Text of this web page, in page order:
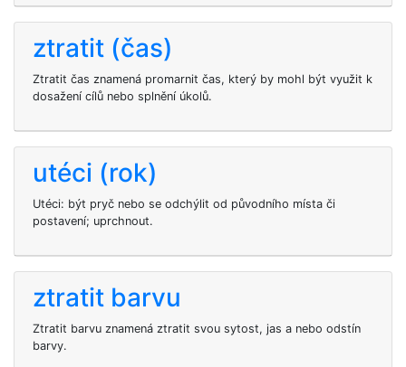
ztratit (čas)
Ztratit čas znamená promarnit čas, který by mohl být využit k
dosažení cílů nebo splnění úkolů.
utéci (rok)
Utéci: být pryč nebo se odchýlit od původního místa či
postavení; uprchnout.
ztratit barvu
Ztratit barvu znamená ztratit svou sytost, jas a nebo odstín
barvy.